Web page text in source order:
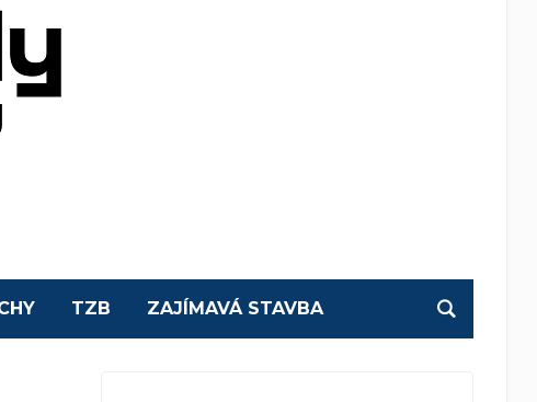
TZB ZAJÍMAVÁ STAVBA